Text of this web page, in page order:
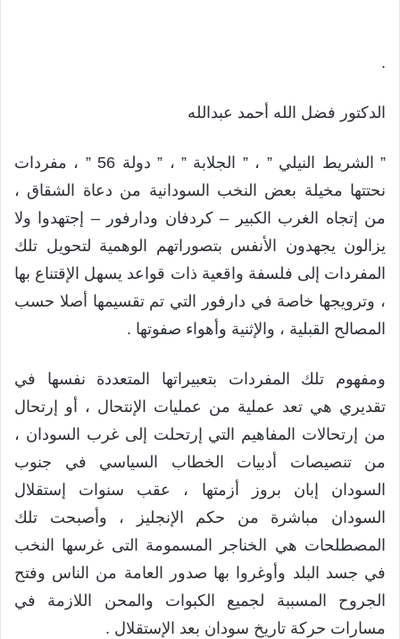
.
الدكتور فضل الله أحمد عبدالله
” الشريط النيلي ” ، ” الجلابة ” ، ” دولة 56 ” ، مفردات
نحتتها مخيلة بعض النخب السودانية من دعاة الشقاق ،
من إتجاه الغرب الكبير – كردفان ودارفور – إجتهدوا ولا
يزالون يجهدون الأنفس بتصوراتهم الوهمية لتحويل تلك
المفردات إلى فلسفة واقعية ذات قواعد يسهل الإقتناع بها
، وترويجها خاصة في دارفور التي تم تقسيمها أصلا حسب
المصالح القبلية ، والإثنية وأهواء صفوتها .
ومفهوم تلك المفردات بتعبيراتها المتعددة نفسها في
تقديري هي تعد عملية من عمليات الإنتحال ، أو إرتحال
من إرتحالات المفاهيم التي إرتحلت إلى غرب السودان ،
من تنصيصات أدبيات الخطاب السياسي في جنوب
السودان إبان بروز أزمتها ، عقب سنوات إستقلال
السودان مباشرة من حكم الإنجليز ، وأصبحت تلك
المصطلحات هي الخناجر المسمومة التى غرسها النخب
في جسد البلد وأوغروا بها صدور العامة من الناس وفتح
الجروح المسببة لجميع الكبوات والمحن اللازمة في
مسارات حركة تاريخ سودان بعد الإستقلال .